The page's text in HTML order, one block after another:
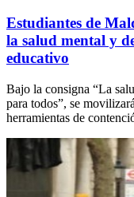
Estudiantes de
la salud mental y
educativo
Bajo la consigna “La
para todos”, se
herramientas de